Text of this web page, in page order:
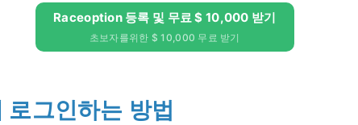
Raceoption 등록 및 무료 $ 10,000 받기
초보자를위한 $ 10,000 무료 받기
그인하는 방법